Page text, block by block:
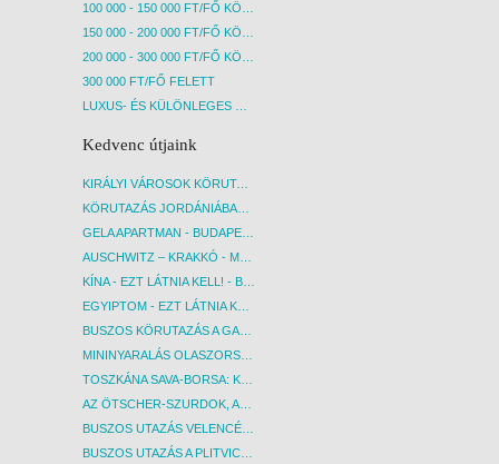
100 000 - 150 000 FT/FŐ KÖZÖTT
150 000 - 200 000 FT/FŐ KÖZÖTT
200 000 - 300 000 FT/FŐ KÖZÖTT
300 000 FT/FŐ FELETT
LUXUS- ÉS KÜLÖNLEGES UTAK
Kedvenc útjaink
KIRÁLYI VÁROSOK KÖRUTAZÁS KÖZVETLEN REPÜLŐJÁRATTAL - BUDAPEST, REPÜLŐ
KÖRUTAZÁS JORDÁNIÁBAN, HOLT-TENGERI PIHENÉSSEL - BUDAPEST, REPÜLŐ
GELA APARTMAN - BUDAPEST, REPÜLŐ
AUSCHWITZ – KRAKKÓ - MEGRÁZÓ IDŐUTAZÁS! - BUDAPEST, BUSZ
KÍNA - EZT LÁTNIA KELL! - BUDAPEST, REPÜLŐ
EGYIPTOM - EZT LÁTNIA KELL! - BUDAPEST, REPÜLŐ
BUSZOS KÖRUTAZÁS A GARDA-TÓ KÖRNYÉKÉN - BUDAPEST, BUSZ
MININYARALÁS OLASZORSZÁGBAN: ÉSZAK-OLASZ GYÖNGYSZEMEK NYOMÁBAN - BUDAPEST, BUSZ
TOSZKÁNA SAVA-BORSA: KÓSTOLÓK ÉS KULTURÁLIS UTAZÁS - BUDAPEST, BUSZ
AZ ÖTSCHER-SZURDOK, AUSZTRIA GRAND CANYONJA - BUDAPEST, BUSZ
BUSZOS UTAZÁS VELENCÉBE - BUDAPEST, BUSZ
BUSZOS UTAZÁS A PLITVICEI-TAVAK NEMZETI PARKBA - BUDAPEST, BUSZ